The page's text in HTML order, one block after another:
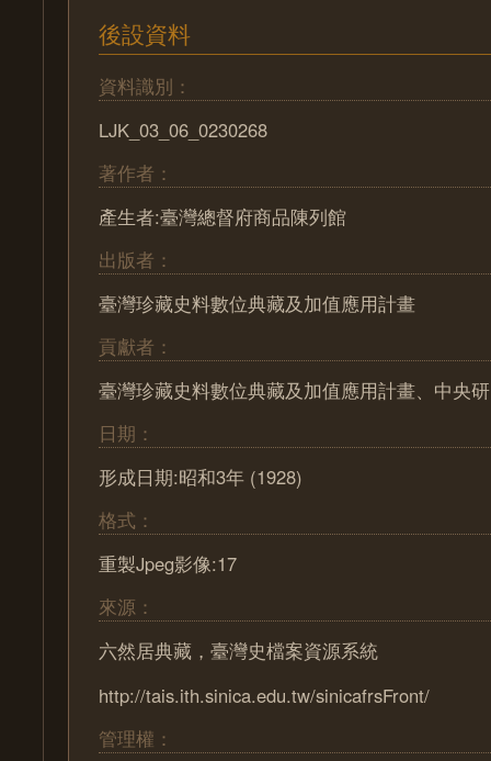
後設資料
資料識別：
LJK_03_06_0230268
著作者：
產生者:臺灣總督府商品陳列館
出版者：
臺灣珍藏史料數位典藏及加值應用計畫
貢獻者：
臺灣珍藏史料數位典藏及加值應用計畫、中央
日期：
形成日期:昭和3年 (1928)
格式：
重製Jpeg影像:17
來源：
六然居典藏，臺灣史檔案資源系統
http://tais.ith.sinica.edu.tw/sinicafrsFront/
管理權：